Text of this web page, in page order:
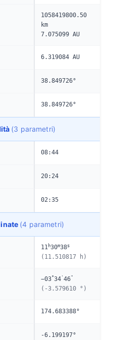
1058419800.50
km
7.075099 AU
6.319084 AU
38.849726°
38.849726°
(3 parametri)
08:44
20:24
02:35
(4 parametri)
11h30m38s
(11.510817 h)
−03°34 ' 46"
(-3.579610 °)
174.683388°
-6.199197°